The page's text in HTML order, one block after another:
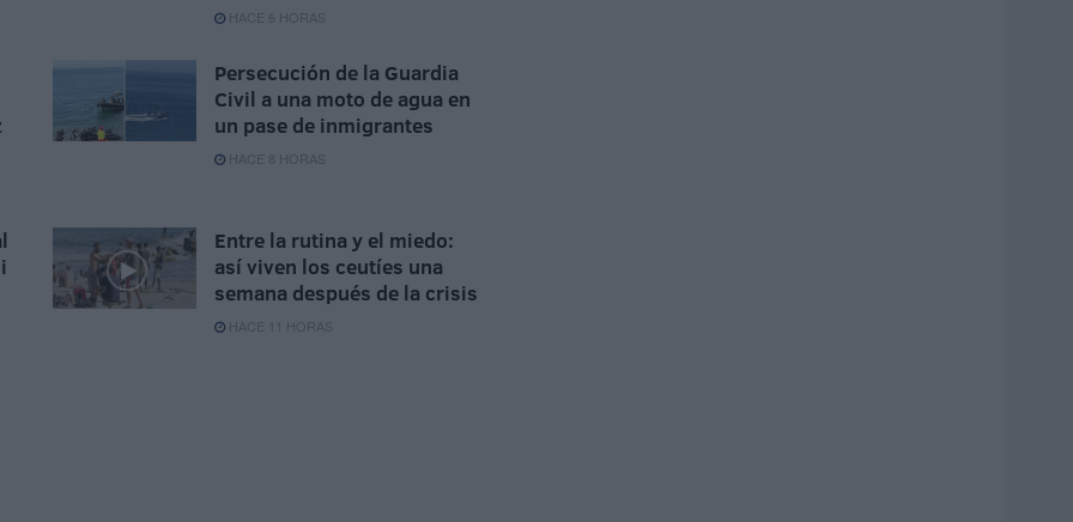
HACE 6 HORAS
Persecución de la Guardia
Civil a una moto de agua en
un pase de inmigrantes
HACE 8 HORAS
Entre la rutina y el miedo:
así viven los ceutíes una
semana después de la crisis
HACE 11 HORAS